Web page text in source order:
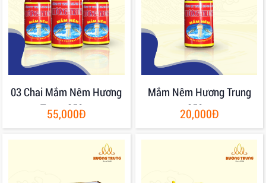
03 Chai Mắm Nêm Hương
Trung 250gr
55,000Đ
Mắm Nêm Hương Trung
250gr
20,000Đ